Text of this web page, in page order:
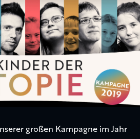
großen Kampagne im Jahr